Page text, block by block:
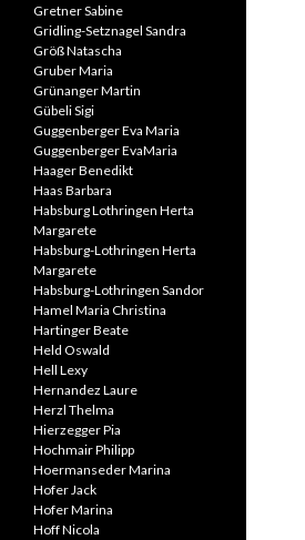
Gretner Sabine
Gridling-Setznagel Sandra
Größ Natascha
Gruber Maria
Grünanger Martin
Gübeli Sigi
Guggenberger Eva Maria
Guggenberger EvaMaria
Haager Benedikt
Haas Barbara
Habsburg Lothringen Herta
Margarete
Habsburg-Lothringen Herta
Margarete
Habsburg-Lothringen Sandor
Hamel Maria Christina
Hartinger Beate
Held Oswald
Hell Lexy
Hernandez Laure
Herzl Thelma
Hierzegger Pia
Hochmair Philipp
Hoermanseder Marina
Hofer Jack
Hofer Marina
Hoff Nicola